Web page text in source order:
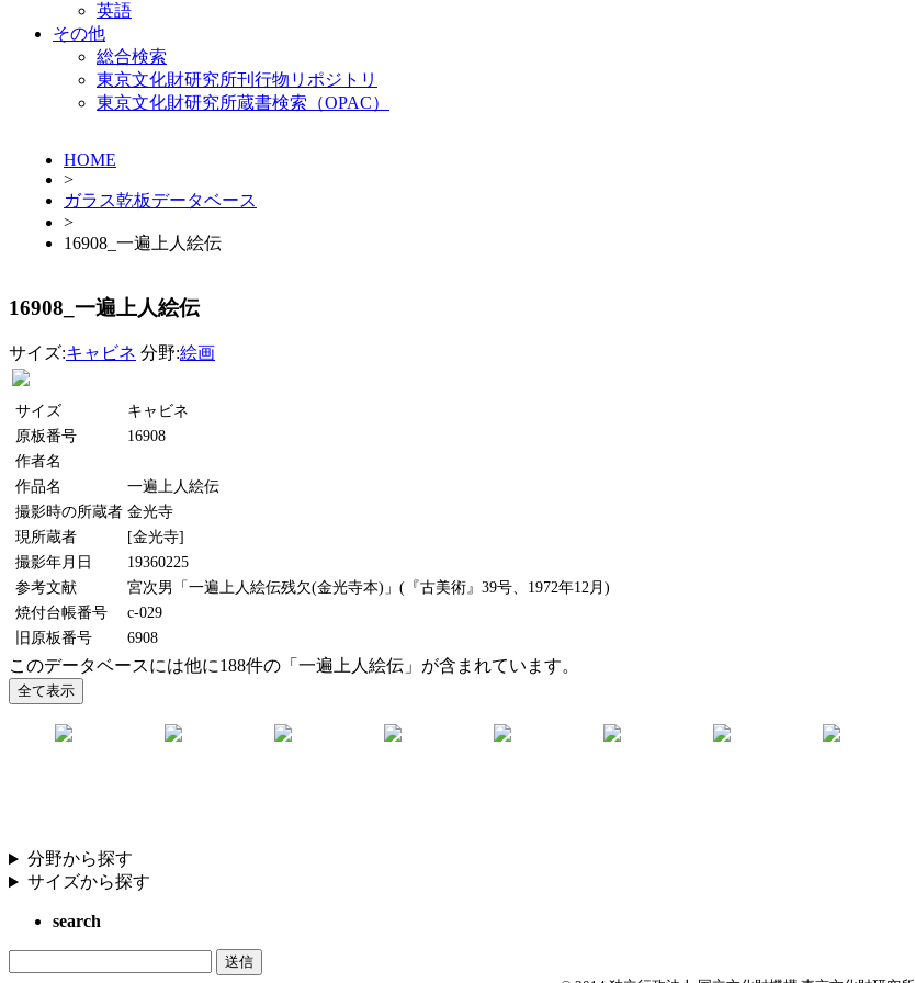
英語
その他
総合検索
東京文化財研究所刊行物リポジトリ
東京文化財研究所蔵書検索（OPAC）
HOME
>
ガラス乾板データベース
>
16908_一遍上人絵伝
16908_一遍上人絵伝
サイズ:キャビネ 分野:絵画
サイズ
キャビネ
原板番号
16908
作者名
作品名
一遍上人絵伝
撮影時の所蔵者 金光寺
現所蔵者
[金光寺]
撮影年月日
19360225
参考文献
宮次男「一遍上人絵伝残欠(金光寺本)」(『古美術』39号、1972年12月)
焼付台帳番号
c-029
旧原板番号
6908
このデータベースには他に188件の「一遍上人絵伝」が含まれています。
分野から探す
サイズから探す
search